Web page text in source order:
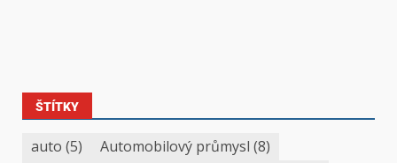
ŠTÍTKY
auto (5) Automobilový průmysl (8)